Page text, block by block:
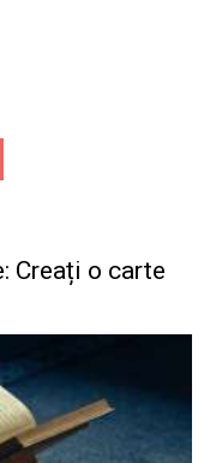
Creați o carte